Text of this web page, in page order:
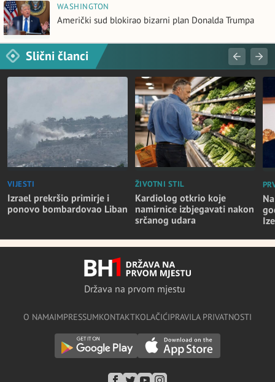
WASHINGTON
Američki sud blokirao bizarni plan Donalda Trumpa
Slični članci
VIJESTI
Izrael prekršio primirje i
ponovo bombardovao Liban
ŽIVOTNI STIL
Kardiolog otkrio koje
namirnice izbjegavati nakon
srčanog udara
Država na prvom mjestu
O NAMAIMPRESSUMKONTAKTKOLAČIĆIPRAVILA PRIVATNOSTI